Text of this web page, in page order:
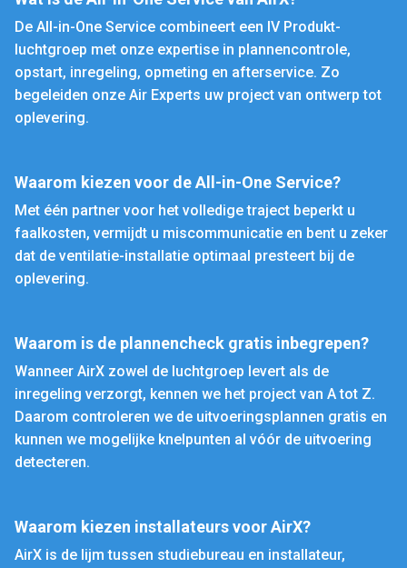
De All-in-One Service combineert een IV Produkt-
luchtgroep met onze expertise in plannencontrole,
opstart, inregeling, opmeting en afterservice. Zo
begeleiden onze Air Experts uw project van ontwerp tot
oplevering.
Waarom kiezen voor de All-in-One Service?
Met één partner voor het volledige traject beperkt u
faalkosten, vermijdt u miscommunicatie en bent u zeker
dat de ventilatie-installatie optimaal presteert bij de
oplevering.
Waarom is de plannencheck gratis inbegrepen?
Wanneer AirX zowel de luchtgroep levert als de
inregeling verzorgt, kennen we het project van A tot Z.
Daarom controleren we de uitvoeringsplannen gratis en
kunnen we mogelijke knelpunten al vóór de uitvoering
detecteren.
Waarom kiezen installateurs voor AirX?
AirX is de lijm tussen studiebureau en installateur,